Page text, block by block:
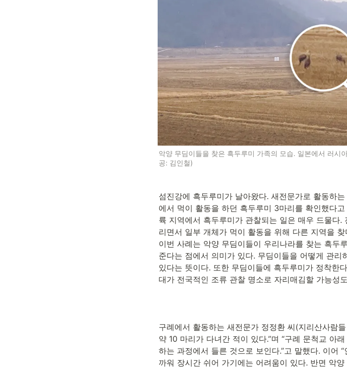
악양 무딤이들을 찾은 흑두루미 가족의 모습. 일본에서 러시
공: 김인철)
섬진강에 흑두루미가 날아왔다. 새전문가로 활동하
에서 먹이 활동을 하던 흑두루미 3마리를 확인했다
륙 지역에서 흑두루미가 관찰되는 일은 매우 드물다
리면서 일부 개체가 먹이 활동을 위해 다른 지역을
이번 사례는 악양 무딤이들이 우리나라를 찾는 흑두
준다는 점에서 의미가 있다. 무딤이들을 어떻게 관
있다는 뜻이다. 또한 무딤이들에 흑두루미가 정착한
대가 전국적인 조류 관찰 명소로 자리매김할 가능성
구례에서 활동하는 새전문가 정정환 씨(지리산사람
약 10 마리가 다녀간 적이 있다.”며 “구례 문척교 아
하는 과정에서 들른 것으로 보인다.”고 말했다. 이어
까워 장시간 쉬어 가기에는 어려움이 있다. 반면 악